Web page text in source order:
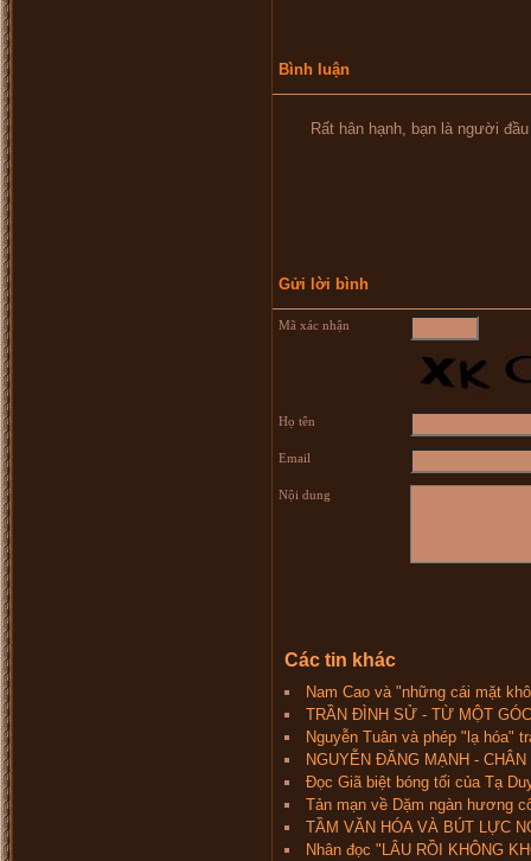
Bình luận
Rất hân hạnh, bạn là người đầu
Gửi lời bình
Mã xác nhận
Họ tên
Email
Nội dung
Các tin khác
Nam Cao và "những cái mặt
TRẦN ĐÌNH SỬ - TỪ MỘT
Nguyễn Tuân và phép "lạ hóa"
NGUYỄN ĐĂNG MẠNH -
Đọc Giã biệt bóng tối của Tạ
Tản mạn về Dặm ngàn hương
TẦM VĂN HÓA VÀ BÚT LỰC
Nhân đọc "LÂU RỒI KHÔNG